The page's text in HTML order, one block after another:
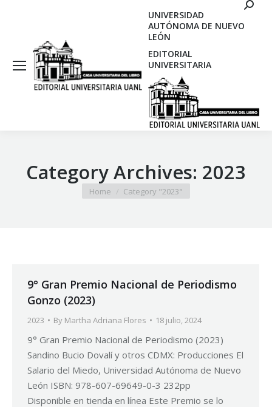
UNIVERSIDAD
AUTÓNOMA DE NUEVO
LEÓN
EDITORIAL
UNIVERSITARIA
Category Archives: 2023
You are here:
Home Category "2023"
9° Gran Premio Nacional de Periodismo
Gonzo (2023)
2023 By Martha Adriana Flores 18 julio, 2024
9° Gran Premio Nacional de Periodismo (2023)
Sandino Bucio Dovalí y otros CDMX: Producciones El
Salario del Miedo, Universidad Autónoma de Nuevo
León ISBN: 978-607-69649-0-3 232pp
Disponible en tienda en línea Este Premio se lo